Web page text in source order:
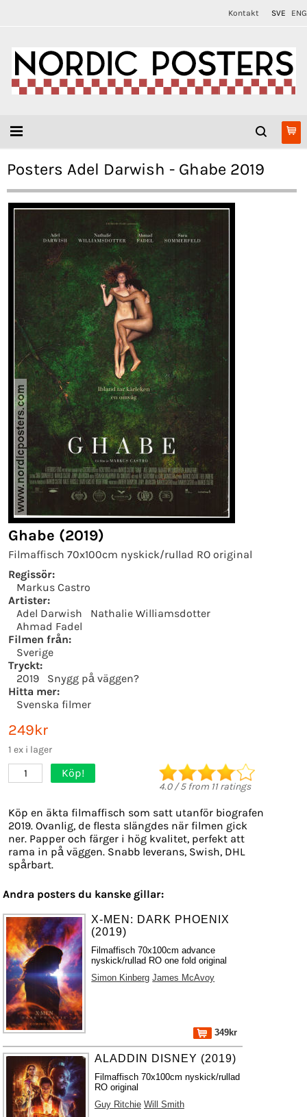
Kontakt SVE ENG
Posters Adel Darwish - Ghabe 2019
Ghabe (2019)
Filmaffisch 70x100cm nyskick/rullad RO original
Regissör:
Markus Castro
Artister:
Adel Darwish
Nathalie Williamsdotter
Ahmad Fadel
Filmen från:
Sverige
Tryckt:
2019
Snygg på väggen?
Hitta mer:
Svenska filmer
249kr
1 ex i lager
1 Köp!
4.0/5from 11ratings
Köp en äkta filmaffisch som satt utanför biografen
2019. Ovanlig, de flesta slängdes när filmen gick
ner. Papper och färger i hög kvalitet, perfekt att
rama in på väggen. Snabb leverans, Swish, DHL
spårbart.
Andra posters du kanske gillar:
X-MEN: DARK PHOENIX
(2019)
Filmaffisch 70x100cm advance
nyskick/rullad RO one fold original
Simon Kinberg James McAvoy
349kr
ALADDIN DISNEY (2019)
Filmaffisch 70x100cm nyskick/rullad
RO original
Guy Ritchie Will Smith